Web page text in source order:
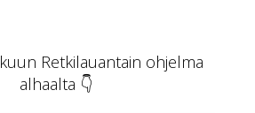
Retkilauantain ohjelma
alhaalta 👇